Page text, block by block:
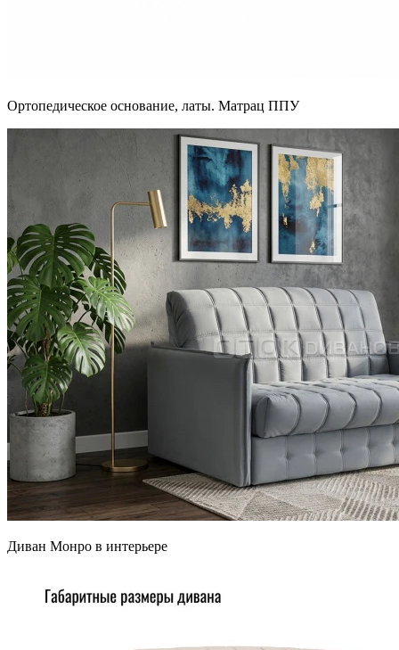
Ортопедическое основание, латы. Матрац ППУ
Диван Монро в интерьере